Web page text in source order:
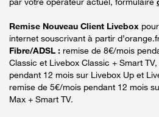
Remise Nouveau Client Livebox
internet souscrivant à partir
Fibre/ADSL : remise de 8€/mois
Classic et Livebox Classic + Smart
pendant 12 mois sur Livebox Up et
remise de 5€/mois pendant 12 mois
Max + Smart TV.